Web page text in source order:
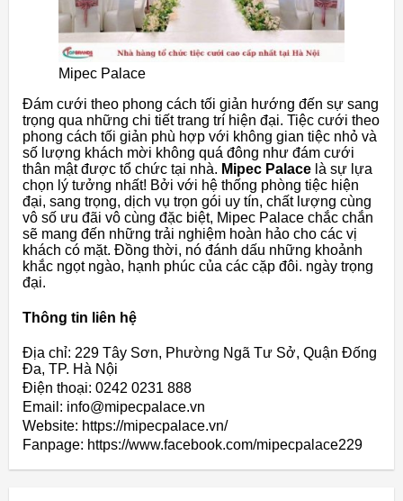
Mipec Palace
Đám cưới theo phong cách tối giản hướng đến sự sang
trọng qua những chi tiết trang trí hiện đại. Tiệc cưới theo
phong cách tối giản phù hợp với không gian tiệc nhỏ và
số lượng khách mời không quá đông như đám cưới
thân mật được tổ chức tại nhà. Mipec Palace là sự lựa
chọn lý tưởng nhất! Bởi với hệ thống phòng tiệc hiện
đại, sang trọng, dịch vụ trọn gói uy tín, chất lượng cùng
vô số ưu đãi vô cùng đặc biệt, Mipec Palace chắc chắn
sẽ mang đến những trải nghiệm hoàn hảo cho các vị
khách có mặt. Đồng thời, nó đánh dấu những khoảnh
khắc ngọt ngào, hạnh phúc của các cặp đôi. ngày trọng
đại.
Thông tin liên hệ
Địa chỉ: 229 Tây Sơn, Phường Ngã Tư Sở, Quận Đống
Đa, TP. Hà Nội
Điện thoại: 0242 0231 888
Email: info@mipecpalace.vn
Website: https://mipecpalace.vn/
Fanpage: https://www.facebook.com/mipecpalace229